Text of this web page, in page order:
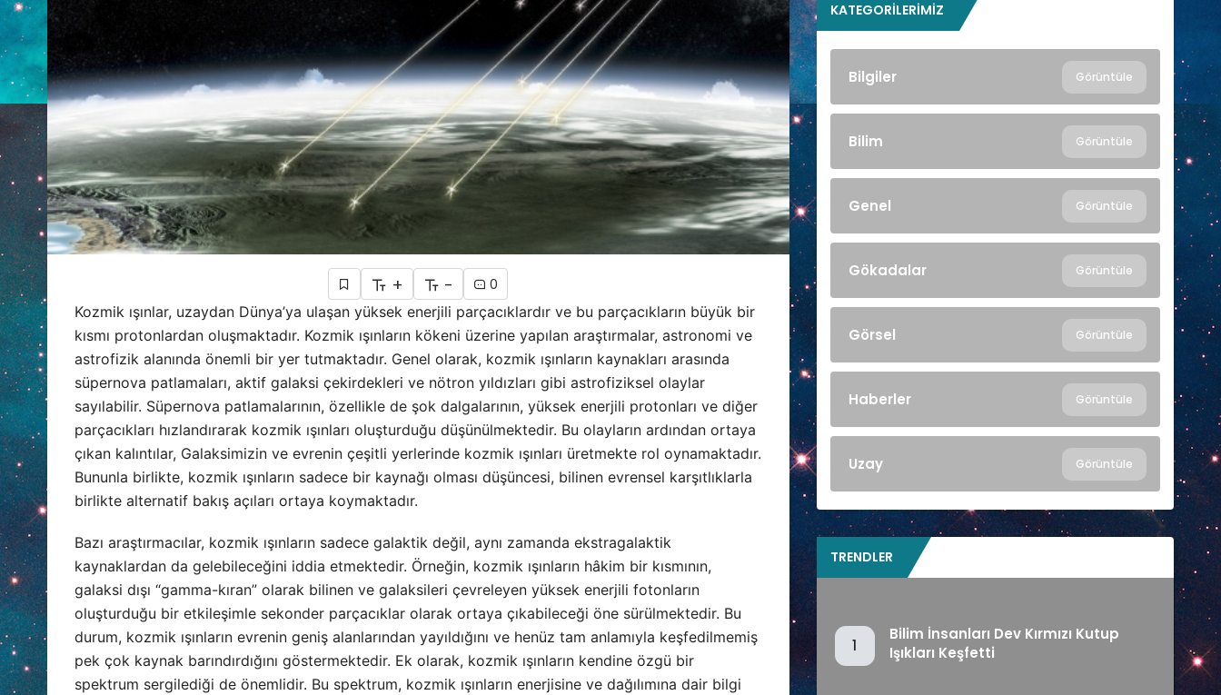
+ -
0
Kozmik ışınlar, uzaydan Dünya’ya ulaşan yüksek enerjili parçacıklardır ve bu parçacıkların büyük bir
kısmı protonlardan oluşmaktadır. Kozmik ışınların kökeni üzerine yapılan araştırmalar, astronomi ve
astrofizik alanında önemli bir yer tutmaktadır. Genel olarak, kozmik ışınların kaynakları arasında
süpernova patlamaları, aktif galaksi çekirdekleri ve nötron yıldızları gibi astrofiziksel olaylar
sayılabilir. Süpernova patlamalarının, özellikle de şok dalgalarının, yüksek enerjili protonları ve diğer
parçacıkları hızlandırarak kozmik ışınları oluşturduğu düşünülmektedir. Bu olayların ardından ortaya
çıkan kalıntılar, Galaksimizin ve evrenin çeşitli yerlerinde kozmik ışınları üretmekte rol oynamaktadır.
Bununla birlikte, kozmik ışınların sadece bir kaynağı olması düşüncesi, bilinen evrensel karşıtlıklarla
birlikte alternatif bakış açıları ortaya koymaktadır.
Bazı araştırmacılar, kozmik ışınların sadece galaktik değil, aynı zamanda ekstragalaktik
kaynaklardan da gelebileceğini iddia etmektedir. Örneğin, kozmik ışınların hâkim bir kısmının,
galaksi dışı “gamma-kıran” olarak bilinen ve galaksileri çevreleyen yüksek enerjili fotonların
oluşturduğu bir etkileşimle sekonder parçacıklar olarak ortaya çıkabileceği öne sürülmektedir. Bu
durum, kozmik ışınların evrenin geniş alanlarından yayıldığını ve henüz tam anlamıyla keşfedilmemiş
pek çok kaynak barındırdığını göstermektedir. Ek olarak, kozmik ışınların kendine özgü bir
spektrum sergilediği de önemlidir. Bu spektrum, kozmik ışınların enerjisine ve dağılımına dair bilgi
KATEGORILERIMIZ
Bilgiler Görüntüle
Bilim Görüntüle
Genel Görüntüle
Gökadalar Görüntüle
Görsel Görüntüle
Haberler Görüntüle
Uzay Görüntüle
TRENDLER
1
Bilim İnsanları Dev Kırmızı Kutup
Işıkları Keşfetti